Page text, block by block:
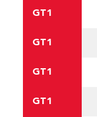
GT1
GT1
GT1
GT1